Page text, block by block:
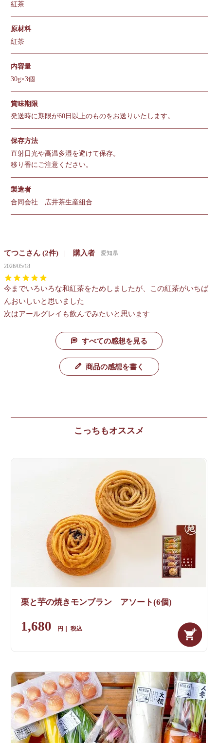
紅茶
原材料
紅茶
内容量
30g×3個
賞味期限
発送時に期限が60日以上のものをお送りいたします。
保存方法
直射日光や高温多湿を避けて保存。
移り香にご注意ください。
製造者
合同会社 広井茶生産組合
てつこ 2 購入者
愛知県
2026/05/18
今までいろいろな和紅茶をためしましたが、この紅茶がいちば
んおいしいと思いました
次はアールグレイも飲んでみたいと思います
栗と芋の焼きモンブラン アソート(6個)
1,680 税込